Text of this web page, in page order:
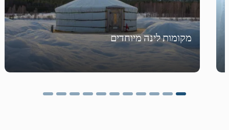
מקומות לינה מיוחדים